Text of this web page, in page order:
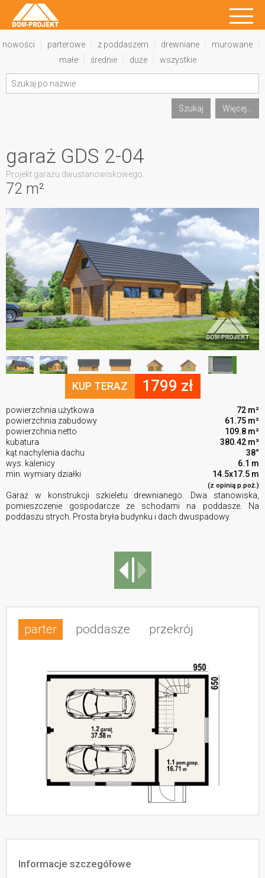
nowości parterowe z poddaszem drewniane
murowane
małe
średnie duże wszystkie
Szukaj Więcej...
72 m²
garaż GDS 2-04
Projekt garażu dwustanowiskowego.
KUP TERAZ 1799 zł
powierzchnia użytkowa
72 m²
powierzchnia zabudowy
61.75 m²
powierzchnia netto
109.8 m²
kubatura
380.42 m³
kąt nachylenia dachu
38°
wys. kalenicy
6.1 m
min. wymiary działki
14.5x17.5 m
(z opinią p.poż.)
Garaż w konstrukcji szkieletu drewnianego. Dwa stanowiska,
pomieszczenie gospodarcze ze schodami na poddasze. Na
poddaszu strych. Prosta bryła budynku i dach dwuspadowy.
parter poddasze przekrój
Informacje szczegółowe